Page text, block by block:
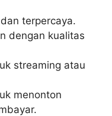
terpercaya.
dengan kualitas
streaming atau
menonton